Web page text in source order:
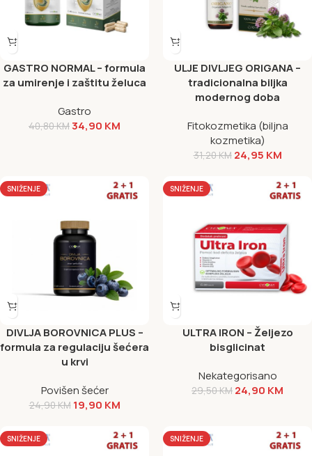
GASTRO NORMAL – formula
za umirenje i zaštitu želuca
Gastro
40,80KM34,90 KM
ULJE DIVLJEG ORIGANA –
tradicionalna biljka
modernog doba
Fitokozmetika (biljna
kozmetika)
31,20KM 24,95 KM
SNIŽENJE
DIVLJA BOROVNICA PLUS –
formula za regulaciju šećera
u krvi
Povišen šećer
24,90KM 19,90 KM
SNIŽENJE
ULTRA IRON – Željezo
bisglicinat
Nekategorisano
29,50KM 24,90 KM
SNIŽENJE SNIŽENJE